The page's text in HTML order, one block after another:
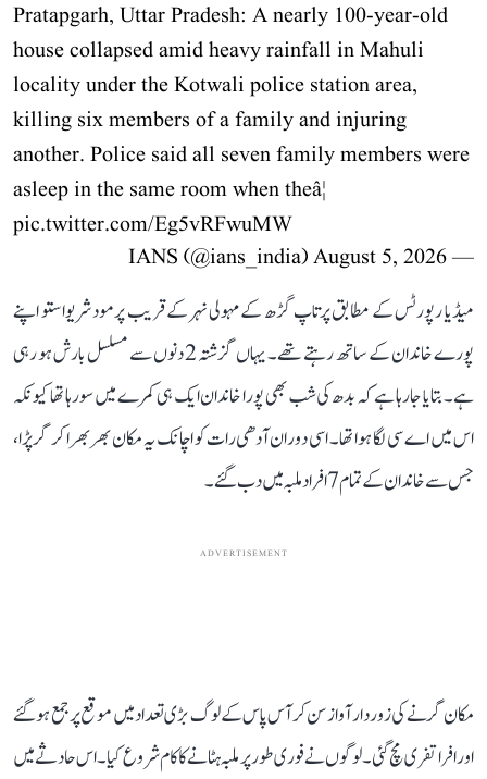
Pratapgarh, Uttar Pradesh: A nearly 100-year-old
house collapsed amid heavy rainfall in Mahuli
locality under the Kotwali police station area,
killing six members of a family and injuring
another. Police said all seven family members were
asleep in the same room when theâ¦
pic.twitter.com/Eg5vRFwuMW
— IANS (@ians_india)
August 5, 2026
میڈیا رپورٹس کے مطابق پرتاپ گڑھ کے مہولی نہر کے قریب پرمود شریواستو اپنے
پورے خاندان کے ساتھ رہتے تھے۔ یہاں گزشتہ 2 دنوں سے مسلسل بارش ہو رہی
ہے۔ بتایا جا رہا ہے کہ بدھ کی شب بھی پورا خاندان ایک ہی کمرے میں سو رہا تھا کیونکہ
اس میں اے سی لگا ہوا تھا۔ اسی دوران آدھی رات کو اچانک یہ مکان بھربھرا کر گر پڑا،
جس سے خاندان کے تمام 7 افراد ملبہ میں دب گئے۔
ADVERTISEMENT
مکان گرنے کی زور دار آواز سن کر آس پاس کے لوگ بڑی تعداد میں موقع پر جمع ہو گئے
اور افرا تفری مچ گئی۔ لوگوں نے فوری طور پر ملبہ ہٹانے کا کام شروع کیا۔ اس حادثے میں